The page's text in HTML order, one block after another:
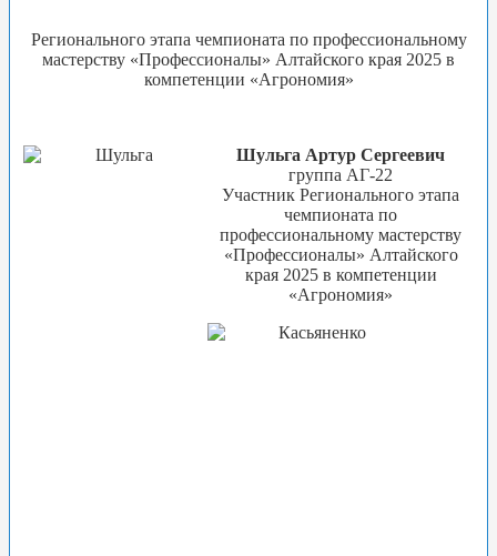
Регионального этапа чемпионата по профессиональному
мастерству «Профессионалы» Алтайского края 2025 в
компетенции «Агрономия»
Шульга Артур Сергеевич
группа АГ-22
Участник Регионального этапа
чемпионата по
профессиональному мастерству
«Профессионалы» Алтайского
края 2025 в компетенции
«Агрономия»